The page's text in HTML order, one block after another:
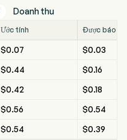
Doanh thu
Ước tính Được báo
$0.07
$0.03
$0.44
$0.16
$0.42
$0.18
$0.56
$0.54
$0.54 $0.39